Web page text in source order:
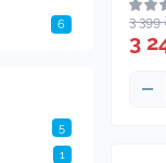
6
5
1
3 399
3